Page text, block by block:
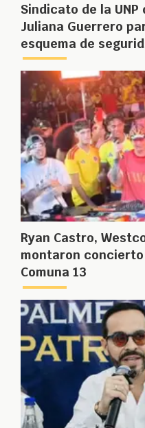
Sindicato de la
Juliana Guerrero
esquema de
Ryan Castro,
montaron
Comuna 13